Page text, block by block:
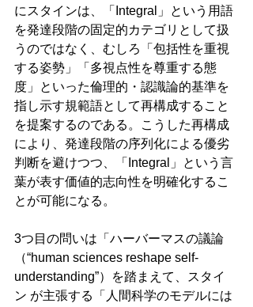
にスタインは、「Integral」という用語
を発達段階の固定的カテゴリとして扱
うのではなく、むしろ「包括性を重視
する姿勢」「多視点性を尊重する態
度」といった倫理的・認識論的基準を
指し示す規範語として再構成すること
を提案するのである。こうした再構成
により、発達段階の序列化による優劣
判断を避けつつ、「Integral」という言
葉が表す価値的志向性を明確化するこ
とが可能になる。
3つ目の問いは「ハーバーマスの議論
（“human sciences reshape self-
understanding”）を踏まえて、スタイ
ン が主張する「人間科学のモデルには